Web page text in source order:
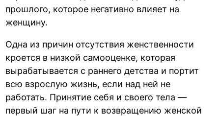
прошлого, которое негативно влияет на
женщину.
Одна из причин отсутствия женственности
кроется в низкой самооценке, которая
вырабатывается с раннего детства и портит
всю взрослую жизнь, если над ней не
работать. Принятие себя и своего тела —
первый шаг на пути к возвращению женской